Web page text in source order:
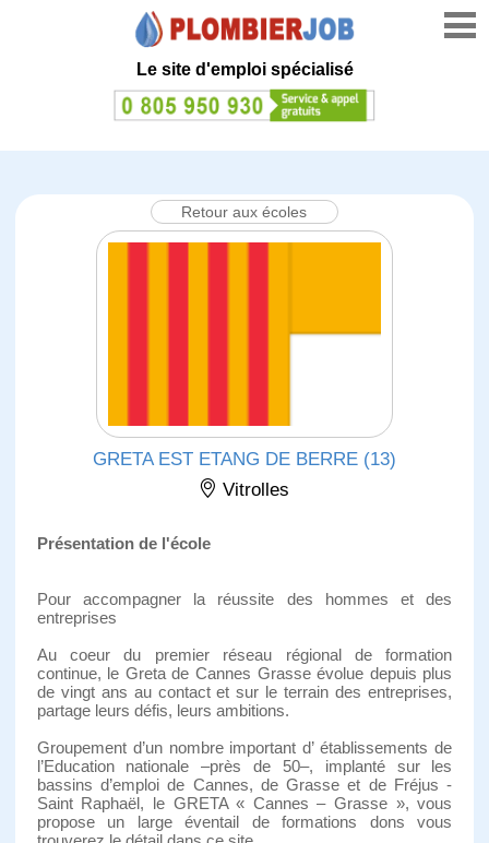
Le site d'emploi spécialisé
Retour aux écoles
GRETA EST ETANG DE BERRE (13)
Vitrolles
Présentation de l'école
Pour accompagner la réussite des hommes et des
entreprises
Au coeur du premier réseau régional de formation
continue, le Greta de Cannes Grasse évolue depuis plus
de vingt ans au contact et sur le terrain des entreprises,
partage leurs défis, leurs ambitions.
Groupement d’un nombre important d’ établissements de
l’Education nationale –près de 50–, implanté sur les
bassins d’emploi de Cannes, de Grasse et de Fréjus -
Saint Raphaël, le GRETA « Cannes – Grasse », vous
propose un large éventail de formations dons vous